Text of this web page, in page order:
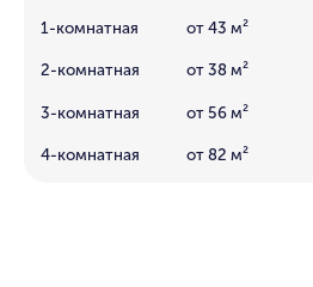
1-комнатная от 43 м²
2-комнатная от 38 м²
3-комнатная от 56 м²
4-комнатная от 82 м²